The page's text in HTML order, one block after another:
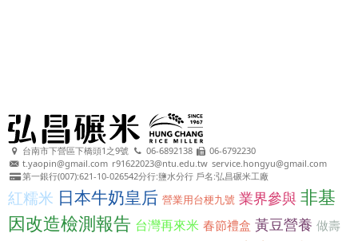
台南市下營區下橋頭1之9號 06-6892138
06-6792230
t.yaopin@gmail.com r91622023@ntu.edu.tw service.hongyu@gmail.com
第一銀行(007):621-10-026542分行:鹽水分行 戶名:弘昌碾米工廠
紅糯米 日本牛奶皇后 營業用台梗九號 業界參與 非基
因改造檢測報告 台灣再來米 春節禮盒 黃豆營養 做壽